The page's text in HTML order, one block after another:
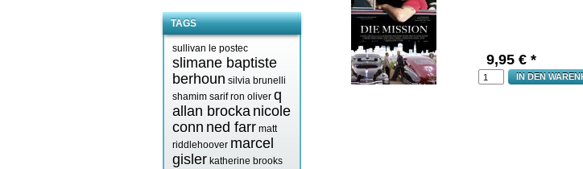
TAGS
sullivan le postec
slimane baptiste
berhoun silvia brunelli
shamim sarif ron oliver q
allan brocka nicole
conn ned farr matt
riddlehoover marcel
gisler katherine brooks
9,95 € *
IN DEN